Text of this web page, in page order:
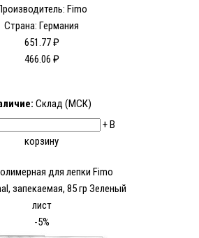
Fimo
Страна: Германия
651.77 ₽
466.06 ₽
Склад (МСК)
+В
корзину
для лепки Fimo
запекаемая, 85 гр Зеленый
лист
-5%